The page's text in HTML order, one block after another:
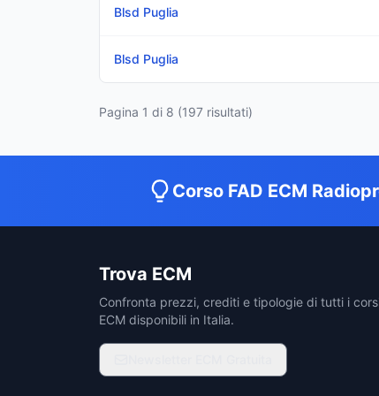
Blsd Puglia
Blsd Puglia
Pagina 1 di 8 (197 risultati)
Corso FAD ECM
Trova ECM
Confronta prezzi, crediti e tipologie di tutti i
ECM disponibili in Italia.